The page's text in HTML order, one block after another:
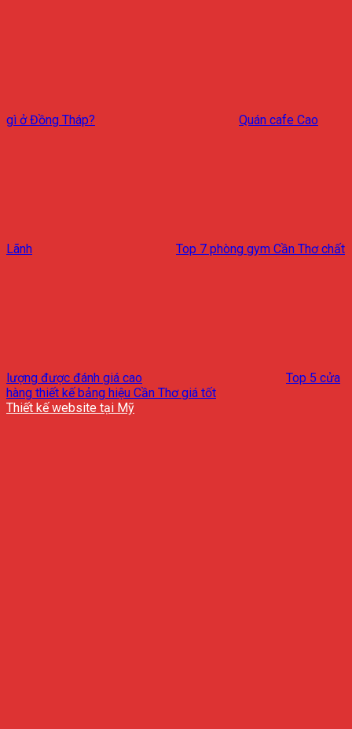
gì ở Đồng Tháp? Quán cafe Cao
Lãnh Top 7 phòng gym Cần Thơ chất
lượng được đánh giá cao
Top 5 cửa
hàng thiết kế bảng hiệu Cần Thơ giá tốt
Thiết kế website tại Mỹ